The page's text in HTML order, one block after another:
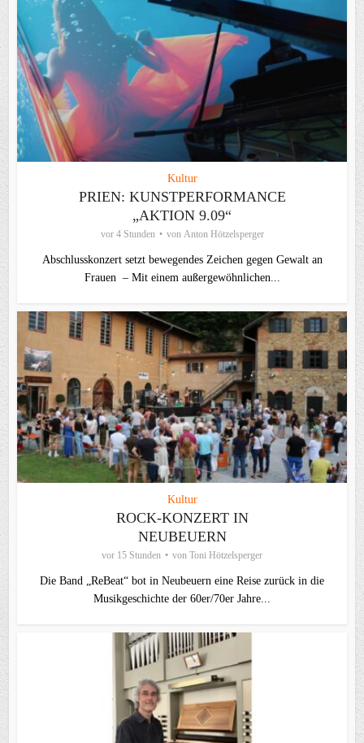
Kultur
PRIEN: KUNSTPERFORMANCE
„AKTION 9.09“
vor 4 Stunden von Anton Hötzelsperger
Abschlusskonzert setzt bewegendes Zeichen gegen Gewalt an
Frauen – Mit einem außergewöhnlichen...
Kultur
ROCK-KONZERT IN
NEUBEUERN
vor 15 Stunden von Toni Hötzelsperger
Die Band „ReBeat“ bot in Neubeuern eine Reise zurück in die
Musikgeschichte der 60er/70er Jahre...